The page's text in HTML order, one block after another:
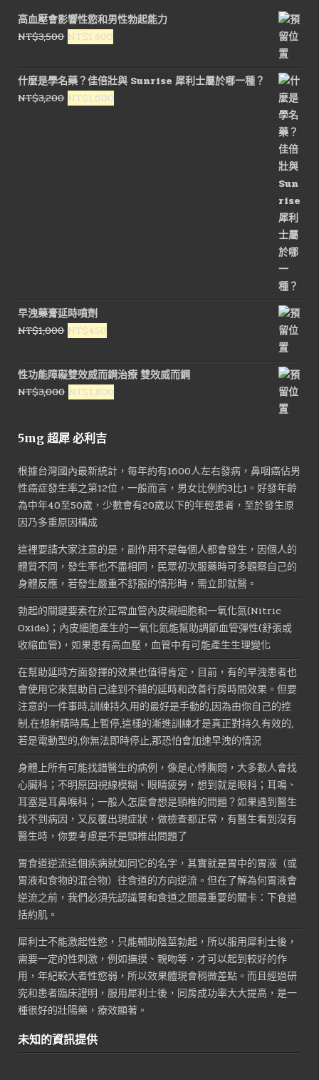
價
格：
NT$1,600。
價
格：
NT$800。
高血壓會影響性慾和男性勃起能力
NT$3,500 原
價
格：
NT$3,500。
NT$1,800
價
格：
NT$1,800。
什麼是學名藥？佳倍壯與 Sunrise 犀利士屬於哪一種？
NT$3,200 原
NT$1,600
早洩藥膏延時噴劑
NT$1,000 原
價
格：
NT$1,000。
NT$450
價
格：
NT$450。
性功能障礙雙效威而鋼治療 雙效威而鋼
NT$3,000 原
格：
NT$1,800
5mg 超犀 必利吉
根據台灣國內最新統計，每年約有1600人左右發病，鼻咽癌佔男
性癌症發生率之第12位，一般而言，男女比例約3比1。好發年齡
為中年40至50歲，少數會有20歲以下的年輕患者，至於發生原
因乃多重原因構成
這裡要請大家注意的是，副作用不是每個人都會發生，因個人的
體質不同，發生率也不盡相同，民眾初次服藥時可多觀察自己的
身體反應，若發生嚴重不舒服的情形時，需立即就醫。
勃起的關鍵要素在於正常血管內皮襯細胞和一氧化氮(Nitric
Oxide)；內皮細胞產生的一氧化氮能幫助調節血管彈性(舒張或
收縮血管)，如果患有高血壓，血管中有可能產生生理變化
在幫助延時方面發揮的效果也值得肯定，目前，有的早洩患者也
會使用它來幫助自己達到不錯的延時和改善行房時間效果。但要
注意的一件事時,訓練持久用的最好是手動的,因為由你自己的控
制,在想射精時馬上暫停,這樣的漸進訓練才是真正對持久有效的,
若是電動型的,你無法即時停止,那恐怕會加速早洩的情況
身體上所有可能找錯醫生的病例，像是心悸胸悶，大多數人會找
心臟科；不明原因視線模糊、眼睛疲勞，想到就是眼科；耳鳴、
耳塞是耳鼻喉科；一般人怎麼會想是頸椎的問題？如果遇到醫生
找不到病因，又反覆出現症狀，做檢查都正常，有醫生看到沒有
醫生時，你要考慮是不是頸椎出問題了
胃食道逆流這個疾病就如同它的名字，其實就是胃中的胃液（或
胃液和食物的混合物）往食道的方向逆流。但在了解為何胃液會
逆流之前，我們必須先認識胃和食道之間最重要的關卡：下食道
括約肌。
犀利士不能激起性慾，只能輔助陰莖勃起，所以服用犀利士後，
需要一定的性刺激，例如撫摸、親吻等，才可以起到較好的作
用，年紀較大者性慾弱，所以效果體現會稍微差點。而且經過研
究和患者臨床證明，服用犀利士後，同房成功率大大提高，是一
種很好的壯陽藥，療效顯著。
未知的資訊提供